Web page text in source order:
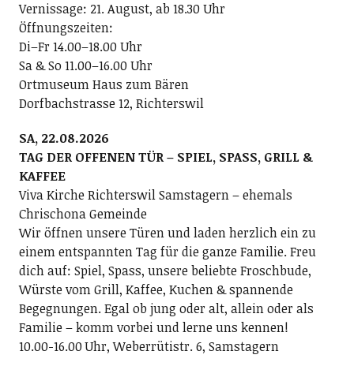
Vernissage: 21. August, ab 18.30 Uhr
Öffnungszeiten:
Di–Fr 14.00–18.00 Uhr
Sa & So 11.00–16.00 Uhr
Ortmuseum Haus zum Bären
Dorfbachstrasse 12, Richterswil
SA, 22.08.2026
TAG DER OFFENEN TÜR – SPIEL, SPASS, GRILL &
KAFFEE
Viva Kirche Richterswil Samstagern – ehemals
Chrischona Gemeinde
Wir öffnen unsere Türen und laden herzlich ein zu
einem entspannten Tag für die ganze Familie. Freu
dich auf: Spiel, Spass, unsere beliebte Froschbude,
Würste vom Grill, Kaffee, Kuchen & spannende
Begegnungen. Egal ob jung oder alt, allein oder als
Familie – komm vorbei und lerne uns kennen!
10.00-16.00 Uhr, Weberrütistr. 6, Samstagern